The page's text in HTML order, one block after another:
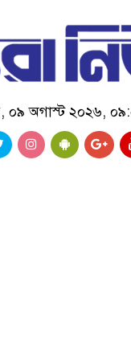
০৯ অগাস্ট ২০২৬,